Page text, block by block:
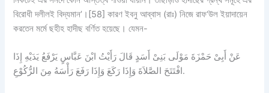
বিরোধী দলীলই বিদ্যমান’।[58] কারণ ইবনু আব্বাস (রাঃ) নিজে রাফ‘উল ইয়াদায়েন
করতেন মর্মে ছহীহ হাদীছ বর্ণিত হয়েছে। যেমন-
عَنْ أَبِىْ حَمْزَةَ مَوْلَى بَنِىْ أَسَدٍ قَالَ رَأَيْتُ ابْنَ عَبَّاسٍ يَرْفَعُ يَدَيْهِ إِذَا
افْتَتَحَ الصَّلاَةَ وَإِذَا رَكَعَ وَإِذَا رَفَعَ رَأْسَهُ مِنَ الرُّكُوْعِ.